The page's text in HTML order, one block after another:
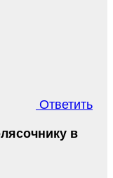
Ответить
в